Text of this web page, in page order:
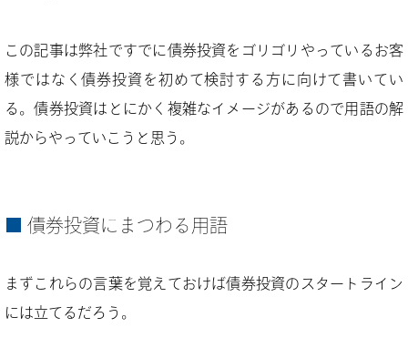
この記事は弊社ですでに債券投資をゴリゴリやっているお客
様ではなく債券投資を初めて検討する方に向けて書いてい
る。債券投資はとにかく複雑なイメージがあるので用語の解
説からやっていこうと思う。
債券投資にまつわる用語
まずこれらの言葉を覚えておけば債券投資のスタートライン
には立てるだろう。